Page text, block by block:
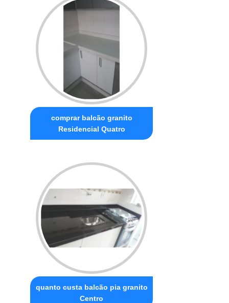
comprar balcão granito
Residencial Quatro
quanto custa balcão pia granito
Centro